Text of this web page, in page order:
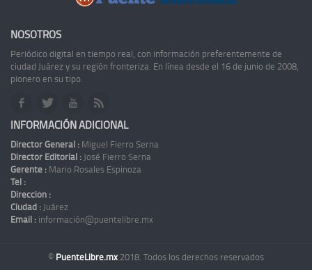
NOSOTROS
Periódico digital en tiempo real, con información preferentemente de
ciudad Juárez y su región fronteriza. En línea desde el 16 de junio de 2008,
pionero en su tipo.
INFORMACIÓN ADICIONAL
Director General : Miguel Fierro Serna
Director Editorial : José Fierro Serna
Gerente : Mario Rosales Espinoza
Tel :
Dirección :
Ciudad : Juárez
Email : información@puentelibre.mx
© PuenteLibre.mx 2018. Todos los derechos reservados